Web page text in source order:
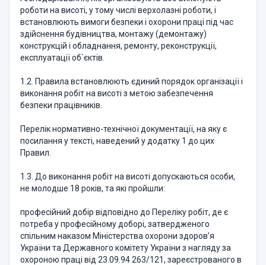
роботи на висоті, у тому числі верхолазні роботи, і
встановлюють вимоги безпеки і охорони праці під час
здійснення будівництва, монтажу (демонтажу)
конструкцій і обладнання, ремонту, реконструкції,
експлуатації об`єктів.
1.2. Правила встановлюють єдиний порядок організації і
виконання робіт на висоті з метою забезпечення
безпеки працівників.
Перелік нормативно-технічної документації, на яку є
посилання у тексті, наведений у додатку 1 до цих
Правил.
1.3. До виконання робіт на висоті допускаються особи,
не молодше 18 років, та які пройшли:
професійний добір відповідно до Переліку робіт, де є
потреба у професійному доборі, затвердженого
спільним наказом Міністерства охорони здоров’я
України та Державного комітету України з нагляду за
охороною праці від 23.09.94 263/121, зареєстрованого в